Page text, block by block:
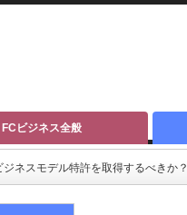
FCビジネス全般
ネスモデル特許を取得するべきか？